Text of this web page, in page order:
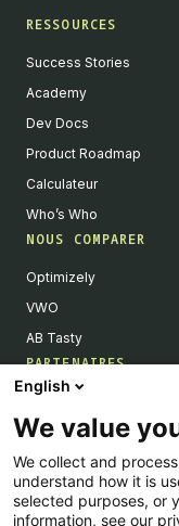
RESSOURCES
Success Stories
Academy
Dev Docs
Product Roadmap
Calculateur
Who’s Who
NOUS COMPARER
Optimizely
VWO
AB Tasty
PARTENAIRES
Devenir partenaires
Liste de nos
Agences Partenaires
English
We value
We collect and
understand how it is
selected purposes, or
information, see our